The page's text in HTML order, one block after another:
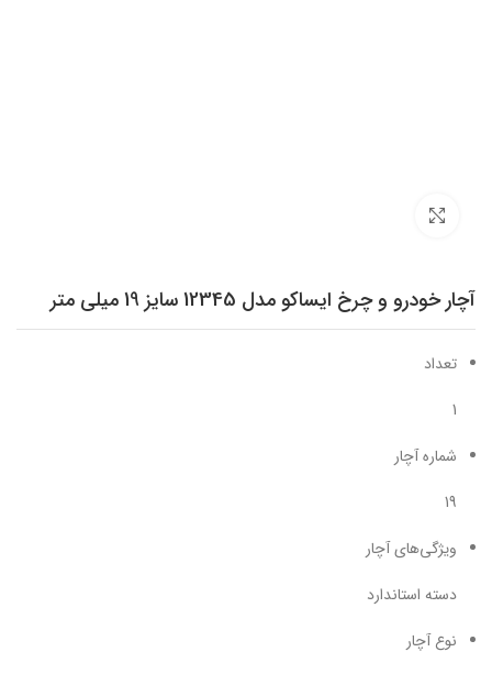
آچار خودرو و چرخ ایساکو مدل 12345 سایز 19 میلی متر
تعداد
1
شماره آچار
19
ویژگی‌های آچار
دسته استاندارد
نوع آچار